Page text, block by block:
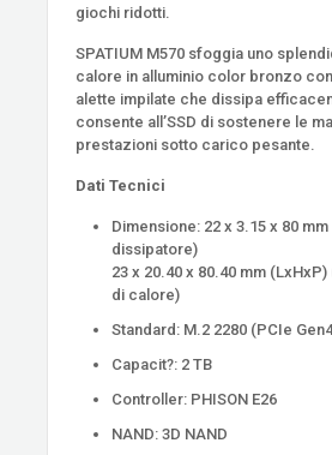
giochi ridotti.
SPATIUM M570 sfoggia uno
calore in alluminio color bronzo
alette impilate che dissipa
consente all’SSD di sostenere le
prestazioni sotto carico pesante.
Dati Tecnici
Dimensione: 22 x 3.15 x 80
dissipatore)
23 x 20.40 x 80.40 mm
di calore)
Standard: M.2 2280 (PCIe
Capacit?: 2 TB
Controller: PHISON E26
NAND: 3D NAND